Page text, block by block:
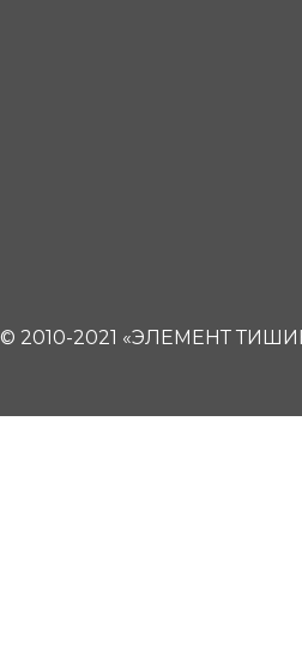
© 2010-2021 «ЭЛЕМЕНТ